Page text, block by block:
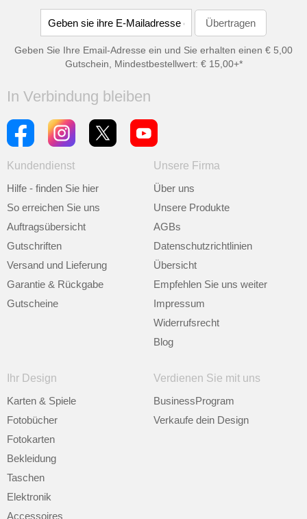
Geben Sie Ihre Email-Adresse ein und Sie erhalten einen € 5,00
Gutschein, Mindestbestellwert: € 15,00+*
In Verbindung bleiben
Kundendienst
Hilfe - finden Sie hier
So erreichen Sie uns
Auftragsübersicht
Gutschriften
Versand und Lieferung
Garantie & Rückgabe
Gutscheine
Unsere Firma
Über uns
Unsere Produkte
AGBs
Datenschutzrichtlinien
Übersicht
Empfehlen Sie uns weiter
Impressum
Widerrufsrecht
Blog
Ihr Design
Karten & Spiele
Fotobücher
Fotokarten
Bekleidung
Taschen
Elektronik
Accessoires
Verdienen Sie mit uns
BusinessProgram
Verkaufe dein Design